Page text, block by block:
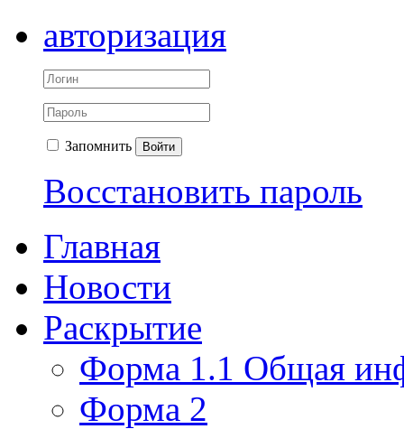
авторизация
Запомнить Войти
Восстановить пароль
Главная
Новости
Раскрытие
Форма 1.1 Общая
Форма 2